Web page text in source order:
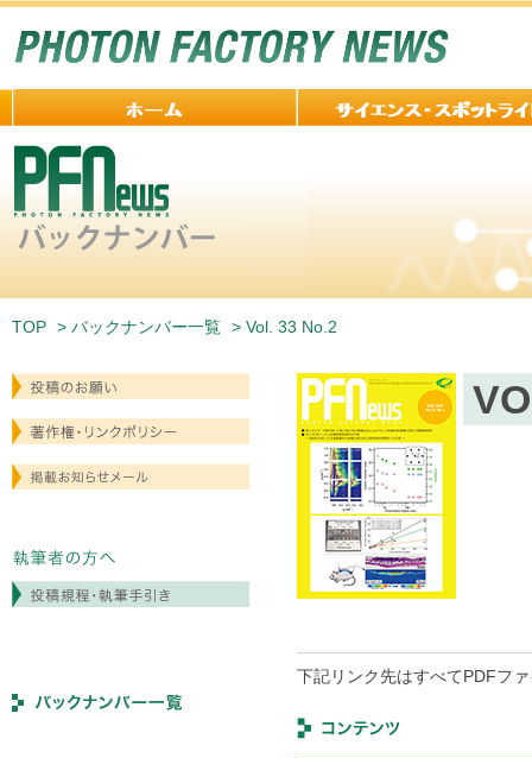
TOP > バックナンバー一覧 > Vol. 33 No.2
下記リンク先はすべてPDFフ